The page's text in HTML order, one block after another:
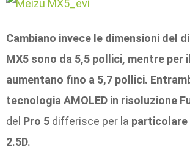
Cambiano invece le dimensioni del
MX5 sono da 5,5 pollici, mentre per
aumentano fino a 5,7 pollici.
tecnologia AMOLED in risoluzione
del Pro 5 differisce per la particolare
2.5D.